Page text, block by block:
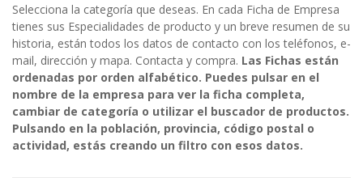
Selecciona la categoría que deseas. En cada Ficha de Empresa
tienes sus Especialidades de producto y un breve resumen de su
historia, están todos los datos de contacto con los teléfonos, e-
mail, dirección y mapa. Contacta y compra. Las Fichas están
ordenadas por orden alfabético. Puedes pulsar en el
nombre de la empresa para ver la ficha completa,
cambiar de categoría o utilizar el buscador de productos.
Pulsando en la población, provincia, código postal o
actividad, estás creando un filtro con esos datos.